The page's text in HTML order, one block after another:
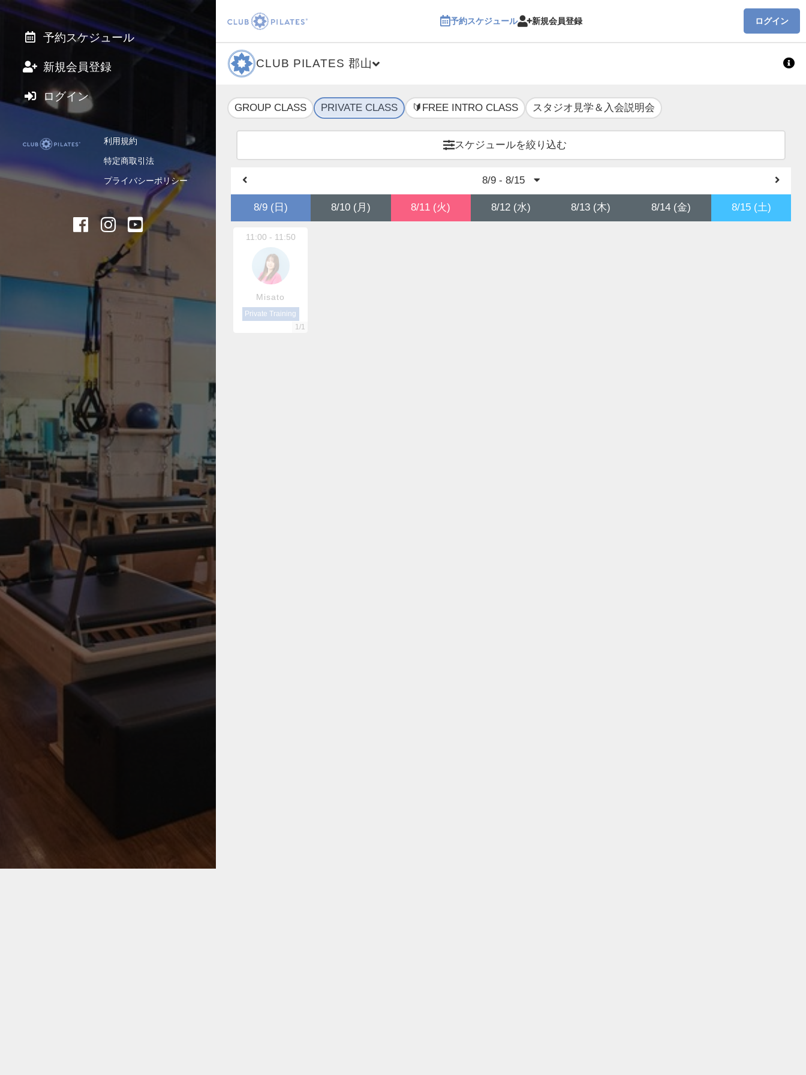
予約スケジュール 新規会員登録 ログイン
CLUB PILATES 郡山
GROUP CLASS PRIVATE CLASS 🔰FREE INTRO CLASS スタジオ見学＆入会説明会
スケジュールを絞り込む
8/9 - 8/15
8/9 (日) 8/10 (月) 8/11 (火) 8/12 (水) 8/13 (木) 8/14 (金) 8/15 (土)
11:00 - 11:50
Misato
Private Training
1/1
予約スケジュール
新規会員登録
ログイン
利用規約
特定商取引法
プライバシーポリシー